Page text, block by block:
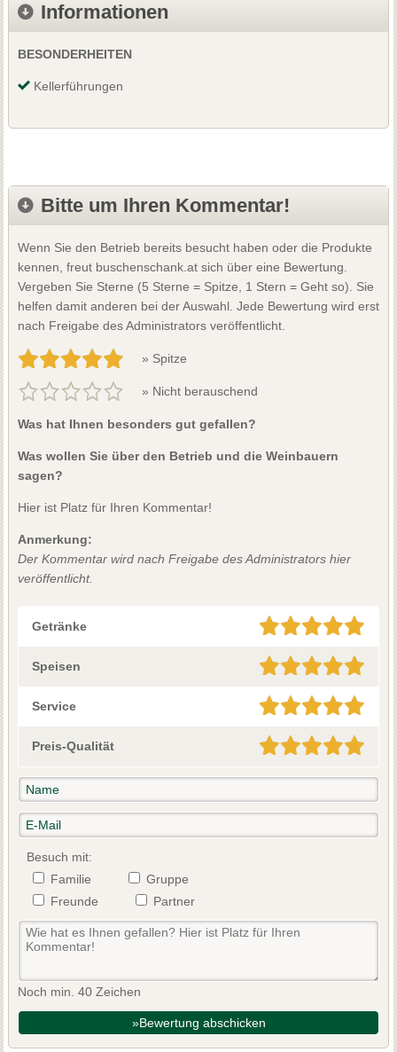
Informationen
BESONDERHEITEN
Kellerführungen
Bitte um Ihren Kommentar!
Wenn Sie den Betrieb bereits besucht haben oder die Produkte
kennen, freut buschenschank.at sich über eine Bewertung.
Vergeben Sie Sterne (5 Sterne = Spitze, 1 Stern = Geht so). Sie
helfen damit anderen bei der Auswahl. Jede Bewertung wird erst
nach Freigabe des Administrators veröffentlicht.
» Spitze
» Nicht berauschend
Was hat Ihnen besonders gut gefallen?
Was wollen Sie über den Betrieb und die Weinbauern
sagen?
Hier ist Platz für Ihren Kommentar!
Anmerkung:
Der Kommentar wird nach Freigabe des Administrators hier
veröffentlicht.
Getränke
Speisen
Service
Preis-Qualität
Besuch mit:
Familie
Gruppe
Freunde
Partner
Noch min. 40 Zeichen
»Bewertung abschicken